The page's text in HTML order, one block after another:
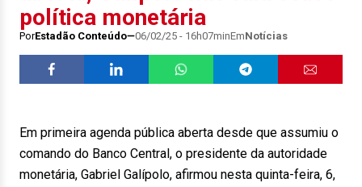
política monetária
PorEstadão Conteúdo 06/02/25 - 16h07minEmNotícias
Em primeira agenda pública aberta desde que assumiu o
comando do Banco Central, o presidente da autoridade
monetária, Gabriel Galípolo, afirmou nesta quinta-feira, 6,